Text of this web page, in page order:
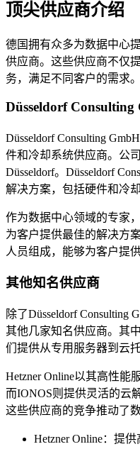
顶尖供应商介绍
德国拥有众多为数据中心
供应商。这些供应商不仅
务，满足不同客户的需求。
Düsseldorf Consulting
Düsseldorf Consulting
件和冷却系统供应商。公
Düsseldorf。Düsseldorf
解决方案，包括硬件和冷
作为数据中心领域的专家
为客户提供最佳的解决方
人员组成，能够为客户提
其他知名供应商
除了Düsseldorf Consulting
其他几家知名供应商。其
们提供从专用服务器到云
Hetzner Online以其高性能
而IONOS则提供灵活的云
这些供应商的竞争推动了
Hetzner Online：提